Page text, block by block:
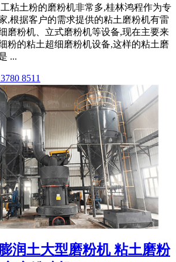
粘土粉的磨粉机非常多,桂林鸿程作为专
,根据客户的需求提供的粘土磨粉机有雷
磨粉机、立式磨粉机等设备,现在主要来
粉的粘土超细磨粉机设备,这样的粘土磨
...
8511
润土大型磨粉机 粘土磨粉